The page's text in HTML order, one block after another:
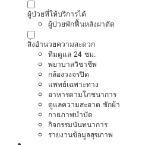
ผู้ป่วยที่ให้บริการได้
ผู้ป่วยพักฟื้นหลังผ่าตัด
สิ่งอำนวยความสะดวก
ทีมดูแล 24 ชม.
พยาบาลวิชาชีพ
กล้องวงจรปิด
แพทย์เฉพาะทาง
อาหารตามโภชนาการ
ดูแลความสะอาด ซักผ้า
กายภาพบำบัด
กิจกรรมนันทนาการ
รายงานข้อมูลสุขภาพ